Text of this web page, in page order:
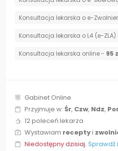
Konsultacja lekarska o e-
Konsultacja lekarska o L4 (e-
Konsultacja lekarska online - 95
Gabinet Online
Przyjmuje w: Śr, Czw, Ndz,
12 poleceń lekarza
Wystawiam receptyi
Niedostępny dzisiaj. Sprawdź